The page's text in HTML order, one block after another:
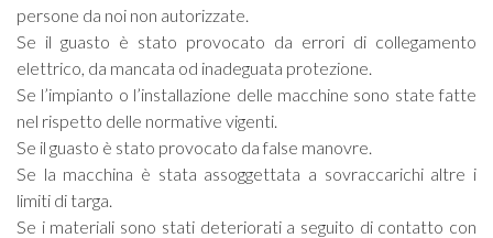
persone da noi non autorizzate.
Se il guasto è stato provocato da errori di collegamento
elettrico, da mancata od inadeguata protezione.
Se l’impianto o l’installazione delle macchine sono state fatte
nel rispetto delle normative vigenti.
Se il guasto è stato provocato da false manovre.
Se la macchina è stata assoggettata a sovraccarichi altre i
limiti di targa.
Se i materiali sono stati deteriorati a seguito di contatto con